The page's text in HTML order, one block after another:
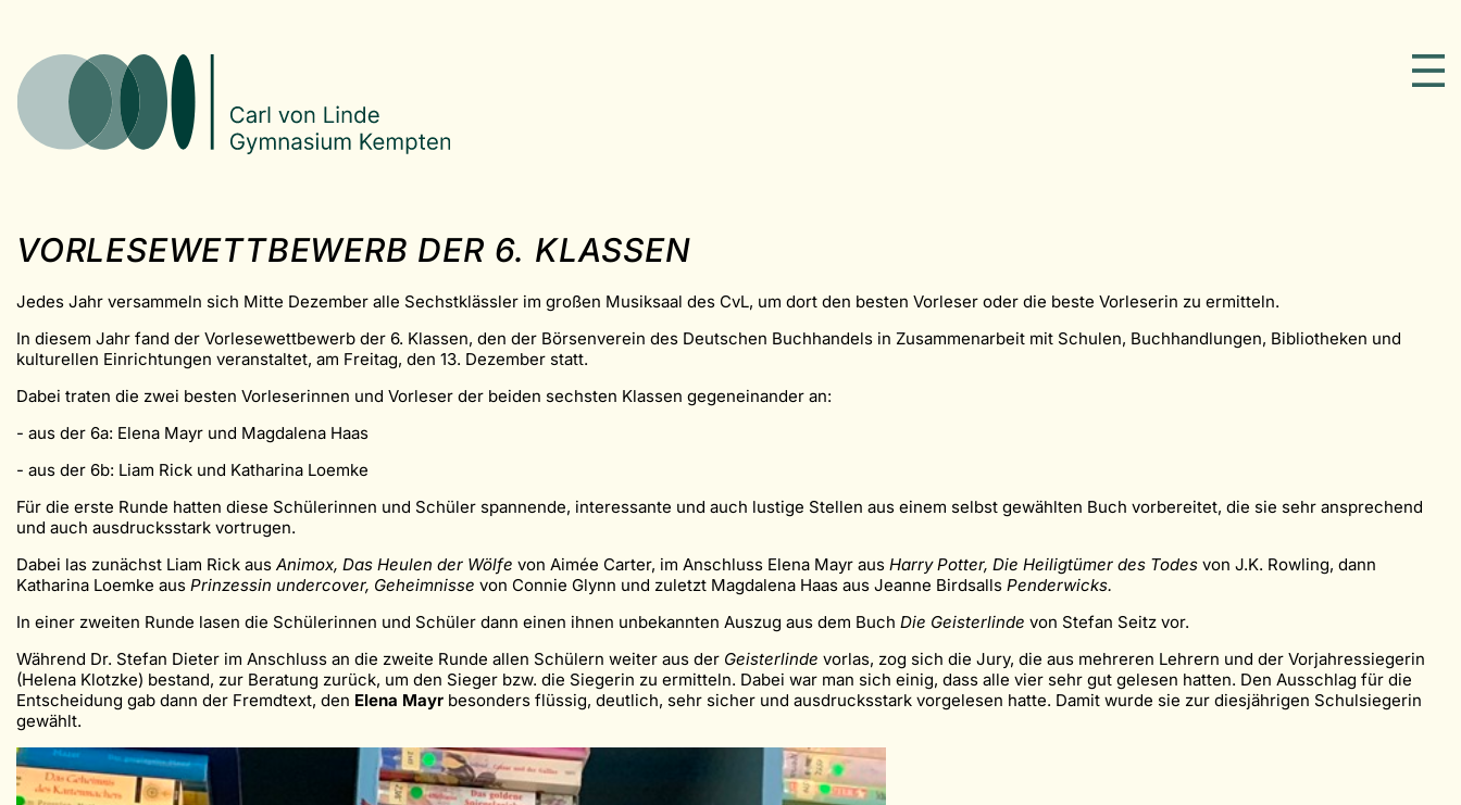
VORLESEWETTBEWERB DER 6. KLASSEN
Jedes Jahr versammeln sich Mitte Dezember alle Sechstklässler im großen Musiksaal des CvL, um dort den besten Vorleser oder die beste Vorleserin zu ermitteln.
In diesem Jahr fand der Vorlesewettbewerb der 6. Klassen, den der Börsenverein des Deutschen Buchhandels in Zusammenarbeit mit Schulen, Buchhandlungen, Bibliotheken und
kulturellen Einrichtungen veranstaltet, am Freitag, den 13. Dezember statt.
Dabei traten die zwei besten Vorleserinnen und Vorleser der beiden sechsten Klassen gegeneinander an:
- aus der 6a: Elena Mayr und Magdalena Haas
- aus der 6b: Liam Rick und Katharina Loemke
Für die erste Runde hatten diese Schülerinnen und Schüler spannende, interessante und auch lustige Stellen aus einem selbst gewählten Buch vorbereitet, die sie sehr ansprechend
und auch ausdrucksstark vortrugen.
Dabei las zunächst Liam Rick aus Animox, Das Heulen der Wölfe von Aimée Carter, im Anschluss Elena Mayr aus Harry Potter, Die Heiligtümer des Todes von J.K. Rowling, dann
Katharina Loemke aus Prinzessin undercover, Geheimnisse von Connie Glynn und zuletzt Magdalena Haas aus Jeanne Birdsalls Penderwicks.
In einer zweiten Runde lasen die Schülerinnen und Schüler dann einen ihnen unbekannten Auszug aus dem Buch Die Geisterlinde von Stefan Seitz vor.
Während Dr. Stefan Dieter im Anschluss an die zweite Runde allen Schülern weiter aus der Geisterlinde vorlas, zog sich die Jury, die aus mehreren Lehrern und der Vorjahressiegerin
(Helena Klotzke) bestand, zur Beratung zurück, um den Sieger bzw. die Siegerin zu ermitteln. Dabei war man sich einig, dass alle vier sehr gut gelesen hatten. Den Ausschlag für die
Entscheidung gab dann der Fremdtext, den Elena Mayr besonders flüssig, deutlich, sehr sicher und ausdrucksstark vorgelesen hatte. Damit wurde sie zur diesjährigen Schulsiegerin
gewählt.